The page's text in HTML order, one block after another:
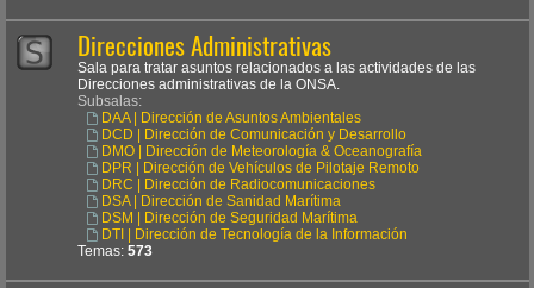
Direcciones Administrativas
Sala para tratar asuntos relacionados a las actividades de las
Direcciones administrativas de la ONSA.
Subsalas:
DAA | Dirección de Asuntos Ambientales
DCD | Dirección de Comunicación y Desarrollo
DMO | Dirección de Meteorología & Oceanografía
DPR | Dirección de Vehículos de Pilotaje Remoto
DRC | Dirección de Radiocomunicaciones
DSA | Dirección de Sanidad Marítima
DSM | Dirección de Seguridad Marítima
DTI | Dirección de Tecnología de la Información
Temas: 573